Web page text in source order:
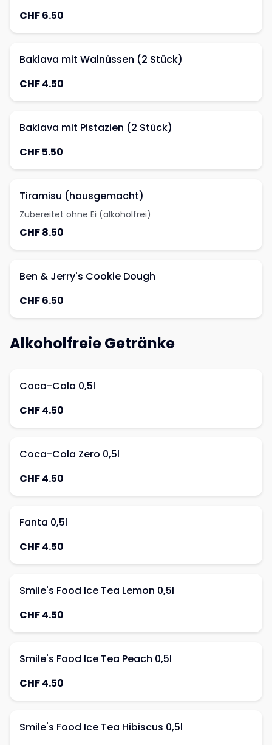
CHF 6.50
Baklava mit Walnüssen (2 Stück)
CHF 4.50
Baklava mit Pistazien (2 Stück)
CHF 5.50
Tiramisu (hausgemacht)
Zubereitet ohne Ei (alkoholfrei)
CHF 8.50
Ben & Jerry's Cookie Dough
CHF 6.50
Alkoholfreie Getränke
Coca-Cola 0,5l
CHF 4.50
Coca-Cola Zero 0,5l
CHF 4.50
Fanta 0,5l
CHF 4.50
Smile's Food Ice Tea Lemon 0,5l
CHF 4.50
Smile's Food Ice Tea Peach 0,5l
CHF 4.50
Smile's Food Ice Tea Hibiscus 0,5l